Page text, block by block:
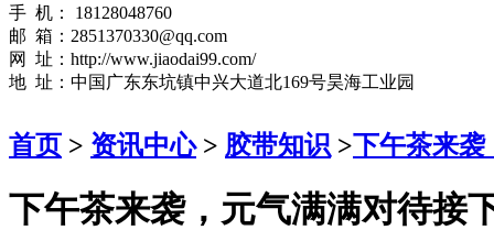
手 机： 18128048760
邮 箱：2851370330@qq.com
网 址：http://www.jiaodai99.com/
地 址：中国广东东坑镇中兴大道北169号昊海工业园
首页 > 资讯中心> 胶带知识 >下午茶来袭
下午茶来袭，元气满满对待接